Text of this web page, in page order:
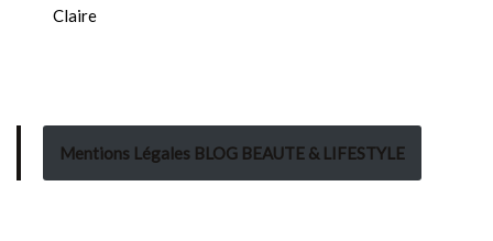
Claire
Mentions Légales BLOG BEAUTE & LIFESTYLE